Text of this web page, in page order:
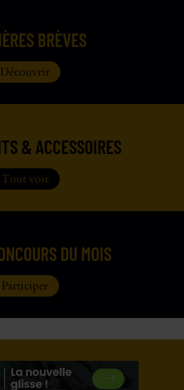
BRÈVES
Découvrir
& ACCESSOIRES
Tout voir
DU MOIS
Participer